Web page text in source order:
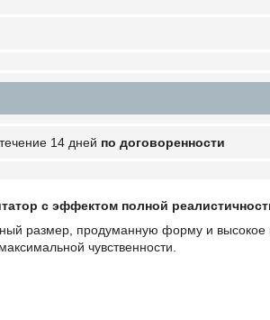
14 дней по договоренности
с эффектом полной
размер, продуманную форму и высокое
чувственности.